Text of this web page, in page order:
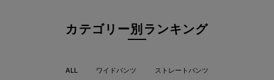
カテゴリー別ランキング
ALL ワイドパンツ ストレートパンツ